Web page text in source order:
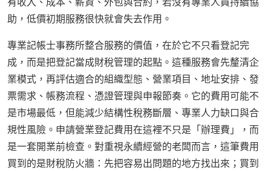
助，低價初期服務很快就會失去作用。
專業記帳士事務所整合服務的價值，在於它不只看登記完
成，而是把登記當成財稅管理的起點。這種服務會先釐清企
業模式，再評估適合的組織型態、營業項目、地址安排、發
票需求、帳務流程、憑證管理與申報節奏。它的費用可能不
是市場最低，但能減少結構性稅務斷層、專業人力缺口與合
規性風險。申請營業登記費用在這裡不只是「辦理費」，而
是一套開業前檢查。對重視永續經營的老闆而言，這筆費用
買到的是財稅防火牆：先把容易出問題的地方找出來；買到